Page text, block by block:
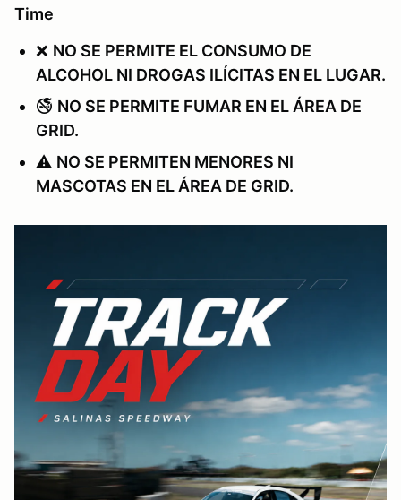
Time
❌ NO SE PERMITE EL CONSUMO DE
ALCOHOL NI DROGAS ILÍCITAS EN EL LUGAR.
🚭 NO SE PERMITE FUMAR EN EL ÁREA DE
GRID.
⚠️ NO SE PERMITEN MENORES NI
MASCOTAS EN EL ÁREA DE GRID.